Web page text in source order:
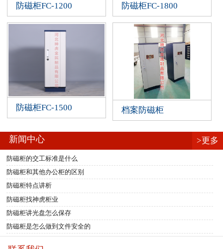
防磁柜FC-1200 防磁柜FC-1800
防磁柜FC-1500 档案防磁柜
新闻中心 >更多
防磁柜的交工标准是什么
防磁柜和其他办公柜的区别
防磁柜特点讲析
防磁柜找神虎柜业
防磁柜讲光盘怎么保存
防磁柜是怎么做到文件安全的